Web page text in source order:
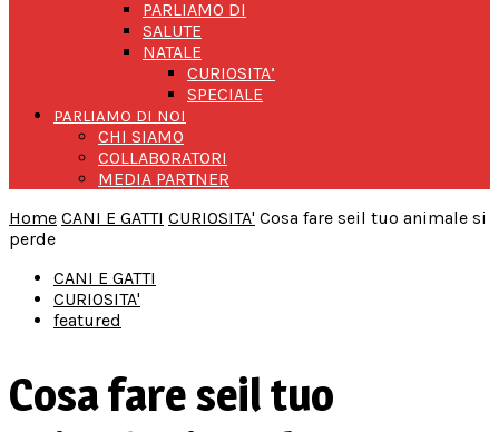
PARLIAMO DI
SALUTE
NATALE
CURIOSITA’
SPECIALE
PARLIAMO DI NOI
CHI SIAMO
COLLABORATORI
MEDIA PARTNER
Home CANI E GATTI CURIOSITA' Cosa fare seil tuo animale si
perde
CANI E GATTI
CURIOSITA'
featured
Cosa fare seil tuo